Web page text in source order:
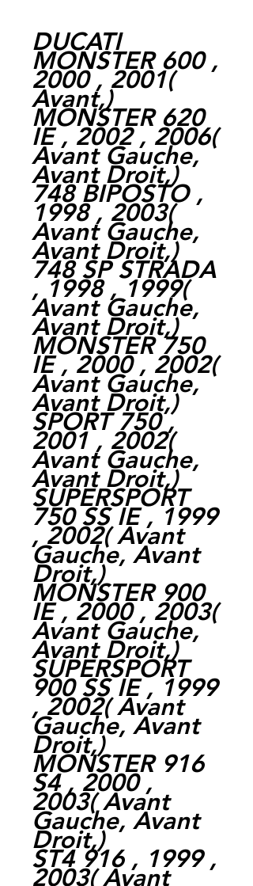
DUCATI
MONSTER 600 ,
2000 , 2001(
Avant,)
MONSTER 620
IE , 2002 , 2006(
Avant Gauche,
Avant Droit,)
748 BIPOSTO ,
1998 , 2003(
Avant Gauche,
Avant Droit,)
748 SP STRADA
, 1998 , 1999(
Avant Gauche,
Avant Droit,)
MONSTER 750
IE , 2000 , 2002(
Avant Gauche,
Avant Droit,)
SPORT 750 ,
2001 , 2002(
Avant Gauche,
Avant Droit,)
SUPERSPORT
750 SS IE , 1999
, 2002(Avant
Gauche, Avant
Droit,)
MONSTER 900
IE , 2000 , 2003(
Avant Gauche,
Avant Droit,)
SUPERSPORT
900 SS IE , 1999
, 2002(Avant
Gauche, Avant
Droit,)
MONSTER 916
S4 , 2000 ,
2003(Avant
Gauche, Avant
Droit,)
ST4 916 , 1999 ,
2003(Avant